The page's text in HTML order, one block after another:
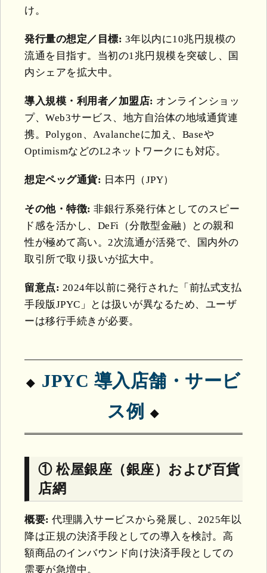
け。
発行量の想定／目標: 3年以内に10兆円規模の
流通を目指す。当初の1兆円規模を突破し、国
内シェアを拡大中。
導入規模・利用者／加盟店: オンラインショッ
プ、Web3サービス、地方自治体の地域通貨連
携。Polygon、Avalancheに加え、Baseや
OptimismなどのL2ネットワークにも対応。
想定ペッグ通貨: 日本円（JPY）
その他・特徴: 非銀行系発行体としてのスピー
ド感を活かし、DeFi（分散型金融）との親和
性が極めて高い。2次流通が活発で、国内外の
取引所で取り扱いが拡大中。
留意点: 2024年以前に発行された「前払式支払
手段版JPYC」とは扱いが異なるため、ユーザ
ーは移行手続きが必要。
JPYC 導入店舗・サービ
ス例
① 松屋銀座（銀座）および百貨
店網
概要: 代理購入サービスから発展し、2025年以
降は正規の決済手段としての導入を検討。高
額商品のインバウンド向け決済手段としての
需要が急増中。